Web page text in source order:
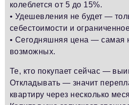
колеблется от 5 до 15%.
• Удешевления не будет —
себестоимости и
• Сегодняшняя цена — самая
возможных.
Те, кто покупает сейчас —
Откладывать — значит
квартиру через несколько